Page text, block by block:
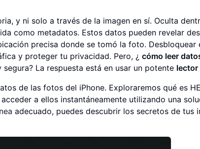
y ni solo a través de la imagen en sí. Oculta
como metadatos. Estos datos pueden revelar
precisa donde se tomó la foto. Desbloquear
y proteger tu privacidad. Pero, ¿ cómo leer
La respuesta está en usar un potente lector
de las fotos del iPhone. Exploraremos qué es
a ellos instantáneamente utilizando una
adecuado, puedes descubrir los secretos de tus